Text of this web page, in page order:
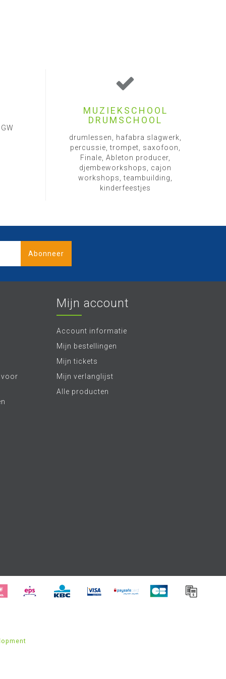
MUZIEKSCHOOL
DRUMSCHOOL
drumlessen, hafabra slagwerk,
percussie, trompet, saxofoon,
Finale, Ableton producer,
djembeworkshops, cajon
workshops, teambuilding,
kinderfeestjes
Abonneer
voor
Mijn account
Account informatie
Mijn bestellingen
Mijn tickets
Mijn verlanglijst
Alle producten